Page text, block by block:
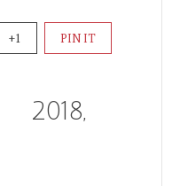
+1 PIN IT